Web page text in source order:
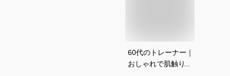
60代のトレーナー｜
おしゃれで肌触りの